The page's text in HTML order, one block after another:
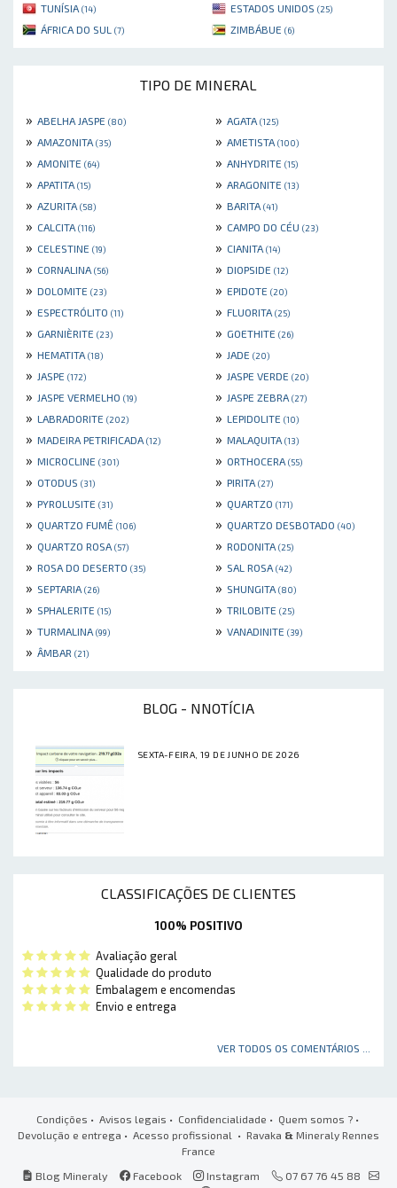
TUNÍSIA (14) ESTADOS UNIDOS (25)
ÁFRICA DO SUL (7) ZIMBÁBUE (6)
TIPO DE MINERAL
» ABELHA JASPE (80) » AGATA (125)
» AMAZONITA (35) » AMETISTA (100)
» AMONITE (64) » ANHYDRITE (15)
» APATITA (15) » ARAGONITE (13)
» AZURITA (58) » BARITA (41)
» CALCITA (116) » CAMPO DO CÉU (23)
» CELESTINE (19) » CIANITA (14)
» CORNALINA (56) » DIOPSIDE (12)
» DOLOMITE (23) » EPIDOTE (20)
» ESPECTRÓLITO (11) » FLUORITA (25)
» GARNIÈRITE (23) » GOETHITE (26)
» HEMATITA (18) » JADE (20)
» JASPE (172) » JASPE VERDE (20)
» JASPE VERMELHO (19) » JASPE ZEBRA (27)
» LABRADORITE (202) » LEPIDOLITE (10)
» MADEIRA PETRIFICADA (12) » MALAQUITA (13)
» MICROCLINE (301) » ORTHOCERA (55)
» OTODUS (31) » PIRITA (27)
» PYROLUSITE (31) » QUARTZO (171)
» QUARTZO FUMÊ (106) » QUARTZO DESBOTADO (40)
» QUARTZO ROSA (57) » RODONITA (25)
» ROSA DO DESERTO (35) » SAL ROSA (42)
» SEPTARIA (26) » SHUNGITA (80)
» SPHALERITE (15) » TRILOBITE (25)
» TURMALINA (99) » VANADINITE (39)
» ÂMBAR (21)
BLOG - NNOTÍCIA
SEXTA-FEIRA, 19 DE JUNHO DE 2026
CLASSIFICAÇÕES DE CLIENTES
100% POSITIVO
Avaliação geral
Qualidade do produto
Embalagem e encomendas
Envio e entrega
VER TODOS OS COMENTÁRIOS ...
Condições • Avisos legais • Confidencialidade • Quem somos ?•
Devolução e entrega • Acesso profissional • Ravaka & Mineraly Rennes
France
Blog Mineraly
Facebook Instagram
07 67 76 45 88